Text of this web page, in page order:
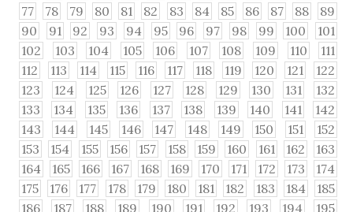
77
78 79 80 81 82 83 84 85 86 87 88
89
90
91 92 93 94 95 96 97 98 99 100
101
102
103 104 105 106 107 108 109 110
111
112
113 114 115 116 117 118 119 120 121
122
123
124 125 126 127 128 129 130 131
132
133
134 135 136 137 138 139 140 141
142
143
144 145 146 147 148 149 150 151
152
153
154 155 156 157 158 159 160 161 162
163
164
165 166 167 168 169 170 171 172 173
174
175
176 177 178 179 180 181 182 183 184
185
186
187 188 189 190 191 192 193 194
195